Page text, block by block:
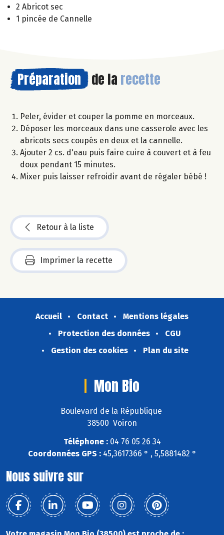
2 Abricot sec
1 pincée de Cannelle
Préparation de la recette
Peler, évider et couper la pomme en morceaux.
Déposer les morceaux dans une casserole avec les
abricots secs coupés en deux et la cannelle.
Ajouter 2 cs. d'eau puis faire cuire à couvert et à feu
doux pendant 15 minutes.
Mixer puis laisser refroidir avant de régaler bébé !
Retour à la liste
Imprimer la recette
Accueil Contact
Mentions légales
Protection des données
CGU
Gestion des cookies
Plan du site
Mon Bio
Boulevard de la République
38500 Voiron
Téléphone :04 76 05 26 34
Coordonnées GPS :45,3617366 ° , 5,5881482 °
Nous suivre sur